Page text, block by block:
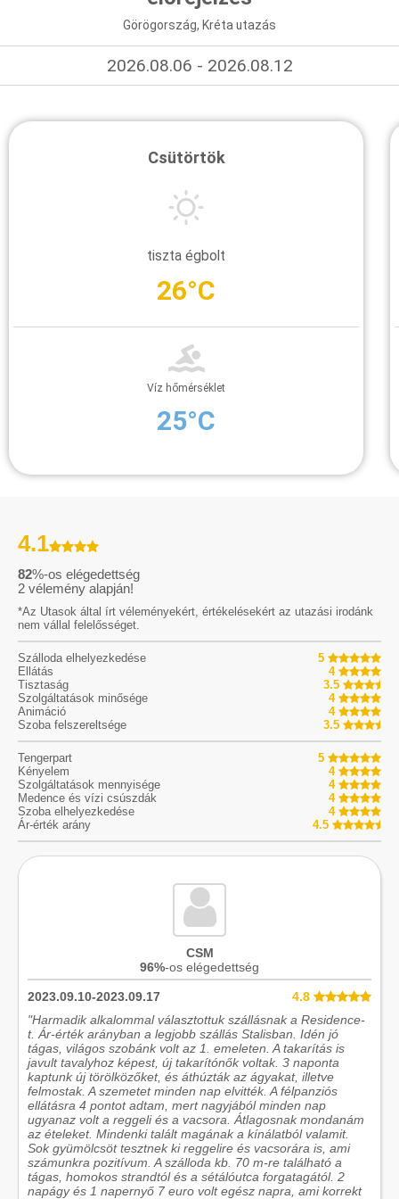
Görögország, Kréta utazás
2026.08.06 - 2026.08.12
Csütörtök
tiszta égbolt
26°C
Víz hőmérséklet
25°C
4.1
82%-os elégedettség
2 vélemény alapján!
*Az Utasok által írt véleményekért, értékelésekért az utazási irodánk
nem vállal felelősséget.
Szálloda elhelyezkedése
5
Ellátás
4
Tisztaság
3.5
Szolgáltatások minősége
4
Animáció
4
Szoba felszereltsége
3.5
Tengerpart
5
Kényelem
4
Szolgáltatások mennyisége
4
Medence és vízi csúszdák
4
Szoba elhelyezkedése
4
Ár-érték arány
4.5
CSM
96%-os elégedettség
2023.09.10-2023.09.17
4.8
"Harmadik alkalommal választottuk szállásnak a Residence-
t. Ár-érték arányban a legjobb szállás Stalisban. Idén jó
tágas, világos szobánk volt az 1. emeleten. A takarítás is
javult tavalyhoz képest, új takarítónők voltak. 3 naponta
kaptunk új törölközőket, és áthúzták az ágyakat, illetve
felmostak. A szemetet minden nap elvitték. A félpanziós
ellátásra 4 pontot adtam, mert nagyjából minden nap
ugyanaz volt a reggeli és a vacsora. Átlagosnak mondanám
az ételeket. Mindenki talált magának a kínálatból valamit.
Sok gyümölcsöt tesztnek ki reggelire és vacsorára is, ami
számunkra pozitívum. A szálloda kb. 70 m-re található a
tágas, homokos strandtól és a sétálóutca forgatagától. 2
napágy és 1 napernyő 7 euro volt egész napra, ami korrekt